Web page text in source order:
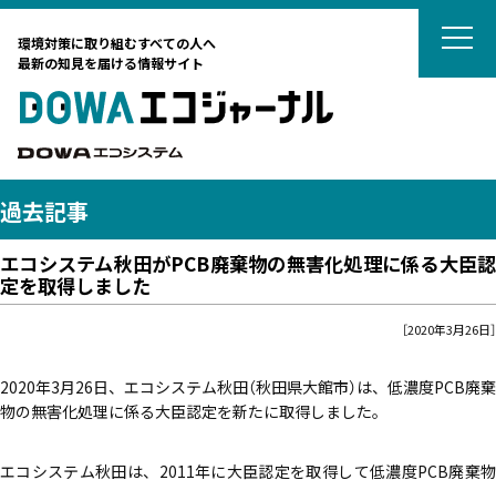
環境対策に取り組むすべての人へ
最新の知見を届ける情報サイト
DOWAエコジ
テーマから選ぶ
ネイチャーポジティブ
国際動向
法律
タグから選ぶ
過去記事
エコシステム秋田がPCB廃棄物の無害化処理に係る大臣認
定を取得しました
［2020年3月26日］
2020年3月26日、エコシステム秋田（秋田県大館市）は、低濃度PCB廃棄
物の無害化処理に係る大臣認定を新たに取得しました。
エコシステム秋田は、2011年に大臣認定を取得して低濃度PCB廃棄物